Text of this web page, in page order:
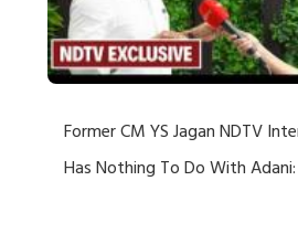
Former CM YS Jagan NDTV
Has Nothing To Do With